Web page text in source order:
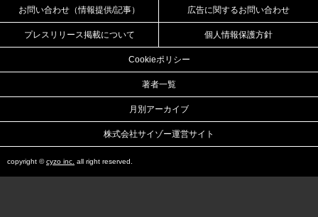
お問い合わせ（情報提供/記事） 広告に関するお問い合わせ
プレスリリース掲載について 個人情報保護方針
Cookieポリシー
著者一覧
月別アーカイブ
株式会社サイゾー運営サイト
copyright ©cyzo inc. all right reserved.